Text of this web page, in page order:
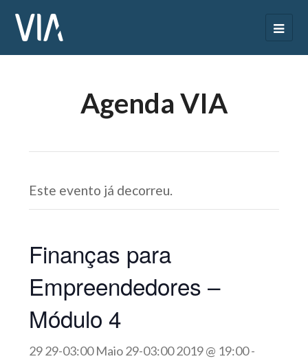
Agenda VIA
Este evento já decorreu.
Finanças para
Empreendedores –
Módulo 4
29 29-03:00 Maio 29-03:00 2019 @ 19:00-